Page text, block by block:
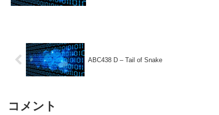
ABC438 D – Tail of Snake
コメント